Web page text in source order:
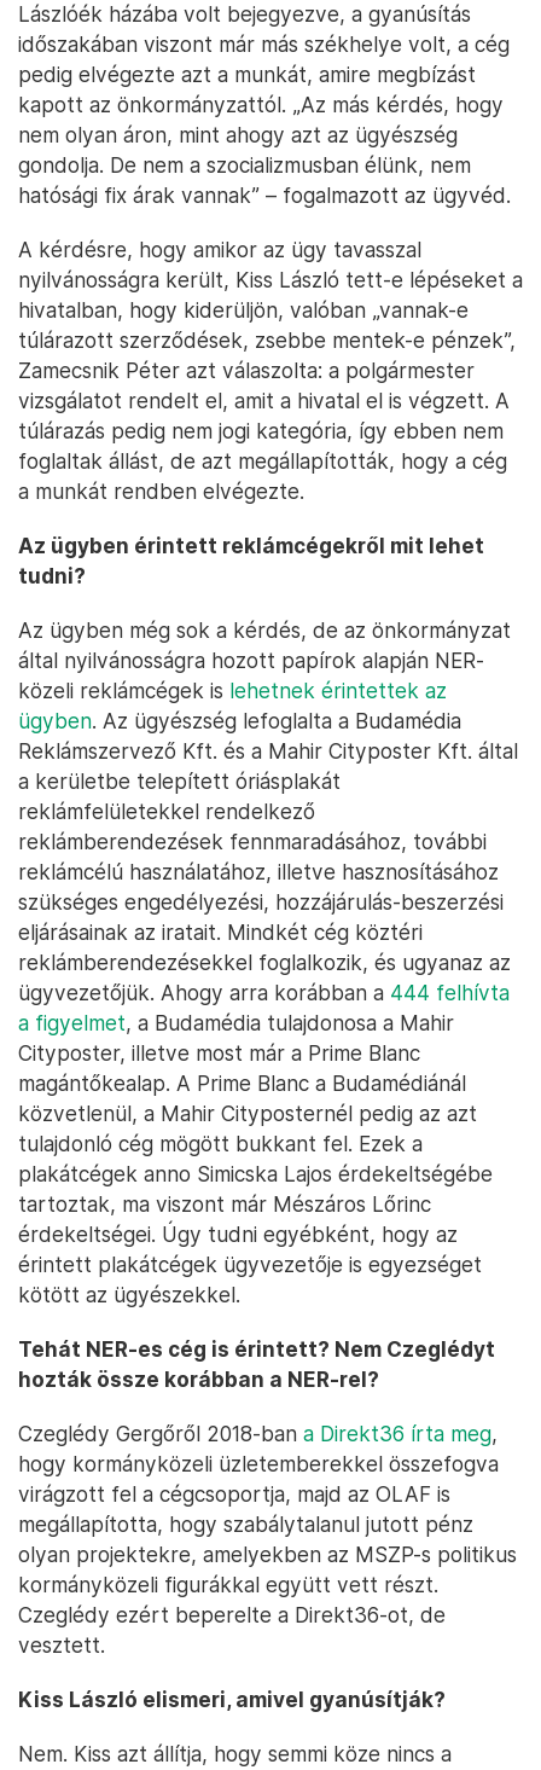
Lászlóék házába volt bejegyezve, a gyanúsítás
időszakában viszont már más székhelye volt, a cég
pedig elvégezte azt a munkát, amire megbízást
kapott az önkormányzattól. „Az más kérdés, hogy
nem olyan áron, mint ahogy azt az ügyészség
gondolja. De nem a szocializmusban élünk, nem
hatósági fix árak vannak” – fogalmazott az ügyvéd.
A kérdésre, hogy amikor az ügy tavasszal
nyilvánosságra került, Kiss László tett-e lépéseket a
hivatalban, hogy kiderüljön, valóban „vannak-e
túlárazott szerződések, zsebbe mentek-e pénzek”,
Zamecsnik Péter azt válaszolta: a polgármester
vizsgálatot rendelt el, amit a hivatal el is végzett. A
túlárazás pedig nem jogi kategória, így ebben nem
foglaltak állást, de azt megállapították, hogy a cég
a munkát rendben elvégezte.
Az ügyben érintett reklámcégekről mit lehet
tudni?
Az ügyben még sok a kérdés, de az önkormányzat
által nyilvánosságra hozott papírok alapján NER-
közeli reklámcégek is lehetnek érintettek az
ügyben. Az ügyészség lefoglalta a Budamédia
Reklámszervező Kft. és a Mahir Cityposter Kft. által
a kerületbe telepített óriásplakát
reklámfelületekkel rendelkező
reklámberendezések fennmaradásához, további
reklámcélú használatához, illetve hasznosításához
szükséges engedélyezési, hozzájárulás-beszerzési
eljárásainak az iratait. Mindkét cég köztéri
reklámberendezésekkel foglalkozik, és ugyanaz az
ügyvezetőjük. Ahogy arra korábban a 444 felhívta
a figyelmet, a Budamédia tulajdonosa a Mahir
Cityposter, illetve most már a Prime Blanc
magántőkealap. A Prime Blanc a Budamédiánál
közvetlenül, a Mahir Cityposternél pedig az azt
tulajdonló cég mögött bukkant fel. Ezek a
plakátcégek anno Simicska Lajos érdekeltségébe
tartoztak, ma viszont már Mészáros Lőrinc
érdekeltségei. Úgy tudni egyébként, hogy az
érintett plakátcégek ügyvezetője is egyezséget
kötött az ügyészekkel.
Tehát NER-es cég is érintett? Nem Czeglédyt
hozták össze korábban a NER-rel?
Czeglédy Gergőről 2018-ban a Direkt36 írta meg,
hogy kormányközeli üzletemberekkel összefogva
virágzott fel a cégcsoportja, majd az OLAF is
megállapította, hogy szabálytalanul jutott pénz
olyan projektekre, amelyekben az MSZP-s politikus
kormányközeli figurákkal együtt vett részt.
Czeglédy ezért beperelte a Direkt36-ot, de
vesztett.
Kiss László elismeri, amivel gyanúsítják?
Nem. Kiss azt állítja, hogy semmi köze nincs a